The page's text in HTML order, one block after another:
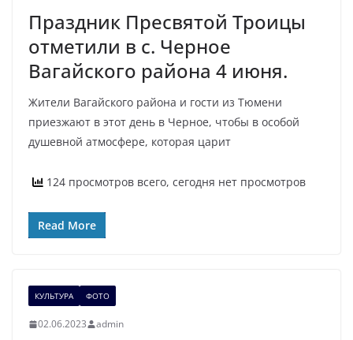
Праздник Пресвятой Троицы
отметили в с. Черное
Вагайского района 4 июня.
Жители Вагайского района и гости из Тюмени
приезжают в этот день в Черное, чтобы в особой
душевной атмосфере, которая царит
124 просмотров всего, сегодня нет просмотров
Read More
КУЛЬТУРА ФОТО
02.06.2023 admin